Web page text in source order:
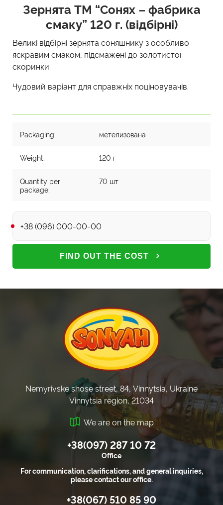
Зернята TM “Сонях – фабрика
смаку” 120 г. (відбірні)
Великі відбірні зернята соняшнику з особливо
яскравим смаком, підсмажені до золотистої
скоринки.
Чудовий варіант для справжніх поціновувачів.
Packaging: метелизована
Weight: 120 г
Quantity per
package:
70 шт
FIND OUT THE COST
Nemyrivske shose street, 84, Vinnytsia, Ukraine
Vinnytsia region, 21034
We are on the map
Office
For communication, clarifications, and general inquiries,
please contact our office.
+38(097) 287 10 72
+38(067) 510 85 90